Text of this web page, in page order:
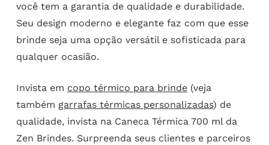
você tem a garantia de qualidade e durabilidade.
Seu design moderno e elegante faz com que esse
brinde seja uma opção versátil e sofisticada para
qualquer ocasião.
Invista em copo térmico para brinde(veja
também garrafas térmicas personalizadas) de
qualidade, invista na Caneca Térmica 700 ml da
Zen Brindes. Surpreenda seus clientes e parceiros